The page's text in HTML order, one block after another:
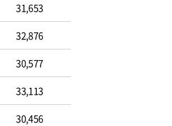
31,653
32,876
30,577
33,113
30,456